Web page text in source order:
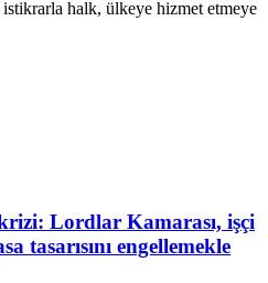
istikrarla halk, ülkeye hizmet etmeye
krizi: Lordlar Kamarası, işçi
tasarısını engellemekle